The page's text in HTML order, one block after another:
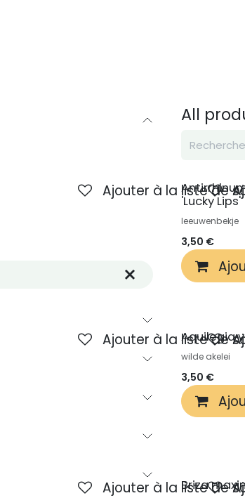
All
'Lucky Lips'
leeuwenbekje
3,50 €
Ajouter à la liste de
Aquilegia
wilde akelei
3,50 €
Ajouter à la liste de
Briza
Ajouter à la liste de